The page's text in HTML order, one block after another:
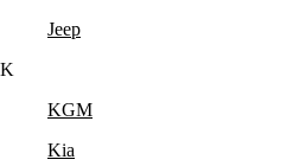
Jeep
K
KGM
Kia